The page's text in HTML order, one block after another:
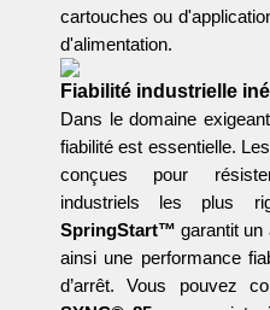
cartouches ou
d'alimentation.
Fiabilité industrielle
Dans le domaine
fiabilité est essentielle.
conçues pour
industriels les plus
SpringStart™ garantit un
ainsi une performance
d’arrêt. Vous pouvez